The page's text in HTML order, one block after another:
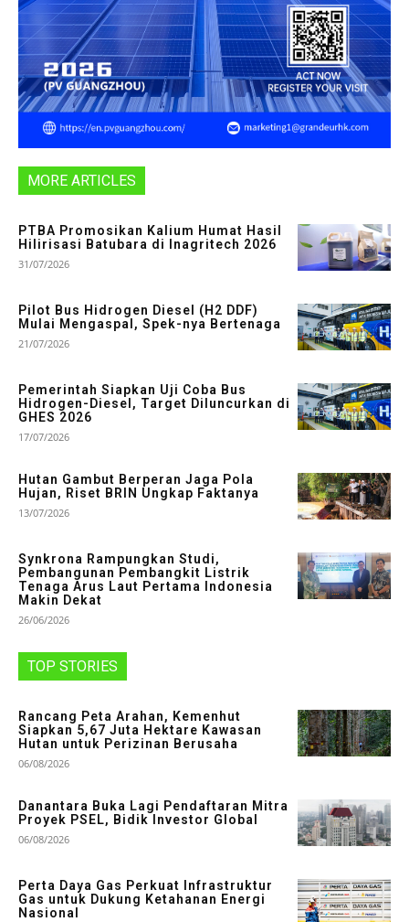
MORE ARTICLES
PTBA Promosikan Kalium Humat Hasil
Hilirisasi Batubara di Inagritech 2026
31/07/2026
Pilot Bus Hidrogen Diesel (H2 DDF)
Mulai Mengaspal, Spek-nya Bertenaga
21/07/2026
Pemerintah Siapkan Uji Coba Bus
Hidrogen-Diesel, Target Diluncurkan di
GHES 2026
17/07/2026
Hutan Gambut Berperan Jaga Pola
Hujan, Riset BRIN Ungkap Faktanya
13/07/2026
Synkrona Rampungkan Studi,
Pembangunan Pembangkit Listrik
Tenaga Arus Laut Pertama Indonesia
Makin Dekat
26/06/2026
TOP STORIES
Rancang Peta Arahan, Kemenhut
Siapkan 5,67 Juta Hektare Kawasan
Hutan untuk Perizinan Berusaha
06/08/2026
Danantara Buka Lagi Pendaftaran Mitra
Proyek PSEL, Bidik Investor Global
06/08/2026
Perta Daya Gas Perkuat Infrastruktur
Gas untuk Dukung Ketahanan Energi
Nasional